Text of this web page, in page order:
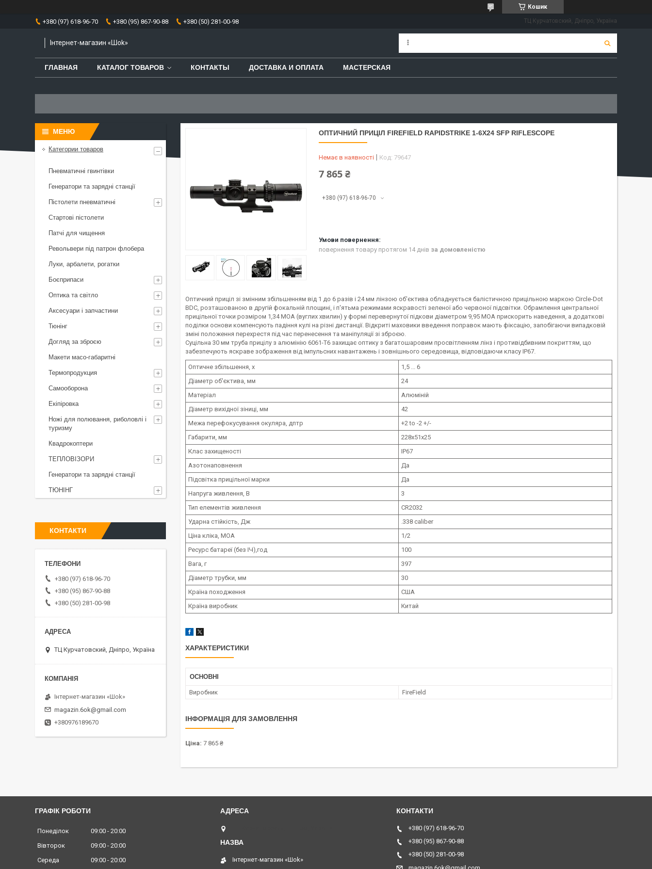
Кошик
+380 (97) 618-96-70 +380 (95) 867-90-88 +380 (50) 281-00-98 ТЦ Курчатовский, Дніпро, Україна
Інтернет-магазин «Шоk»
ГЛАВНАЯ КАТАЛОГ ТОВАРОВ КОНТАКТЫ ДОСТАВКА И ОПЛАТА МАСТЕРСКАЯ
ОПТИЧНИЙ ПРИЦІЛ FIREFIELD RAPIDSTRIKE 1-6X24 SFP RIFLESCOPE
Немає в наявності Код: 79647
7 865 ₴
+380 (97) 618-96-70
повернення товару протягом 14 днів за домовленістю
Оптичний приціл зі змінним збільшенням від 1 до 6 разів і 24 мм лінзою об'єктива обладнується балістичною прицільною маркою Circle-Dot
BDC, розташованою в другій фокальній площині, і п'ятьма режимами яскравості зеленої або червоної підсвітки. Обрамлення центральної
прицільної точки розміром 1,34 MOA (вуглих хвилин) у формі перевернутої підкови діаметром 9,95 MOA прискорить наведення, а додаткові
поділки основи компенсують падіння кулі на різні дистанції. Відкриті маховики введення поправок мають фіксацію, запобігаючи випадковій
зміні положення перехрестя під час перенесення та маніпуляції зі зброєю.
Суцільна 30 мм труба прицілу з алюмінію 6061-T6 захищає оптику з багатошаровим просвітленням лінз і противідбивним покриттям, що
забезпечують яскраве зображення від імпульсних навантажень і зовнішнього середовища, відповідаючи класу IP67.
Оптичне збільшення, х
1,5 ... 6
Діаметр об'єктива, мм
24
Матеріал
Алюміній
Діаметр вихідної зіниці, мм
42
Межа перефокусування окуляра, дптр
+2 to -2 +/-
Габарити, мм
228х51х25
Клас захищеності
IP67
Азотонаповнення
Да
Підсвітка прицільної марки
Да
Напруга живлення, В
3
Тип елементів живлення
CR2032
Ударна стійкість, Дж
.338 caliber
Ціна кліка, МОА
1/2
Ресурс батареї (без ІЧ),год
100
Вага, г
397
Діаметр трубки, мм
30
Країна походження
США
Країна виробник
Китай
ХАРАКТЕРИСТИКИ
ОСНОВНІ
Виробник FireField
ІНФОРМАЦІЯ ДЛЯ ЗАМОВЛЕННЯ
Ціна: 7 865 ₴
Категории товаров
Пневматичні гвинтівки
Генератори та зарядні станції
Пістолети пневматичні
Стартові пістолети
Патчі для чищення
Револьвери під патрон флобера
Луки, арбалети, рогатки
Боєприпаси
Оптика та світло
Аксесуари і запчастини
Тюнінг
Догляд за зброєю
Макети масо-габаритні
Термопродукция
Самооборона
Екіпіровка
Ножі для полювання, риболовлі і
туризму
Квадрокоптери
ТЕПЛОВІЗОРИ
Генератори та зарядні станції
ТЮНІНГ
КОНТАКТИ
+380 (97) 618-96-70
+380 (95) 867-90-88
+380 (50) 281-00-98
ТЦ Курчатовский, Дніпро, Україна
Інтернет-магазин «Шоk»
magazin.6ok@gmail.com
+380976189670
ГРАФІК РОБОТИ
Понеділок 09:00
20:00
Вівторок
09:00
20:00
Середа
09:00 20:00 Інтернет-магазин «Шоk»
+380 (97) 618-96-70
+380 (95) 867-90-88
+380 (50) 281-00-98